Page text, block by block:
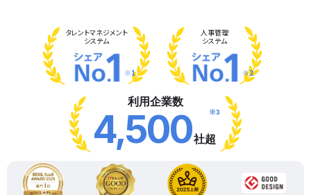
タレントマネジメント
システム
※1
人事管理
システム
※2
利用企業数
4,500社超
※3